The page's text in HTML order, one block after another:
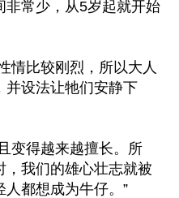
非常少，从5岁起就开始
情比较刚烈，所以大人
并设法让牠们安静下
变得越来越擅长。所
，我们的雄心壮志就被
都想成为牛仔。”